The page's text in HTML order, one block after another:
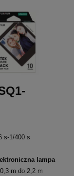
s-1/400 s
lampa
0,3 m do 2,2 m